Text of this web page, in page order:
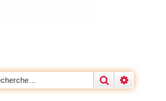
Rechercher